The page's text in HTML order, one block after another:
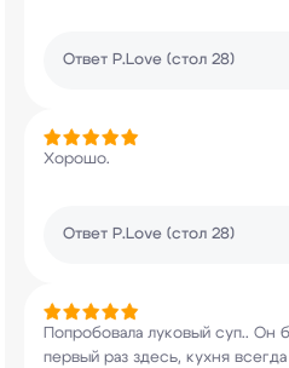
Ответ P.Love (стол 28)
Хорошо.
Ответ P.Love (стол 28)
Попробовала луковый суп.. Он
первый раз здесь, кухня всегда